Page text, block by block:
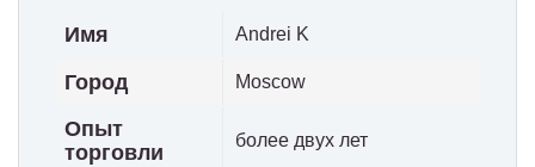
Имя Andrei K
Город Moscow
Опыт
торговли
более двух лет